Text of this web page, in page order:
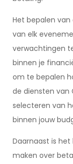
Het bepalen
van elk
verwachtingen
binnen je
om te bepalen
de diensten van
selecteren van
binnen jouw
Daarnaast is
maken over